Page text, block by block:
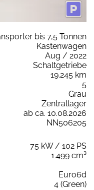
bis 7,5 Tonnen
Kastenwagen
Aug / 2022
Schaltgetriebe
19.245 km
5
Grau
Zentrallager
ab ca. 10.08.2026
NN506205
75 kW / 102 PS
1.499 cm³
Euro6d
4 (Green)